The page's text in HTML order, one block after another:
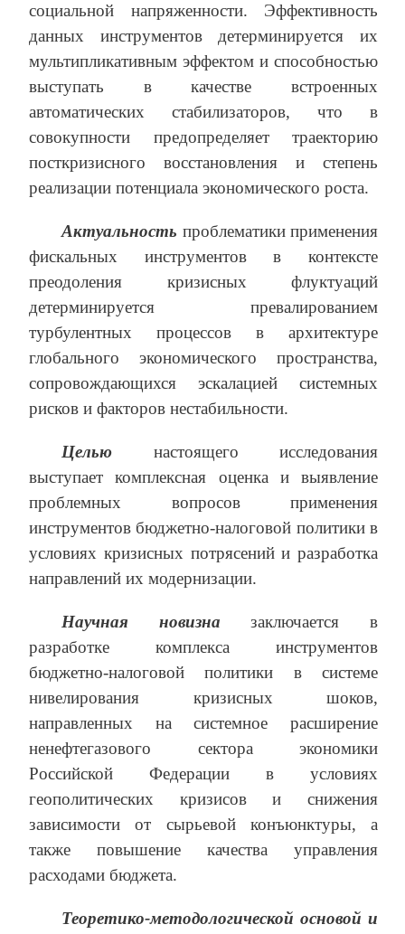
социальной напряженности. Эффективность
данных инструментов детерминируется их
мультипликативным эффектом и способностью
выступать в качестве встроенных
автоматических стабилизаторов, что в
совокупности предопределяет траекторию
посткризисного восстановления и степень
реализации потенциала экономического роста.
Актуальность проблематики применения
фискальных инструментов в контексте
преодоления кризисных флуктуаций
детерминируется превалированием
турбулентных процессов в архитектуре
глобального экономического пространства,
сопровождающихся эскалацией системных
рисков и факторов нестабильности.
Целью настоящего исследования
выступает комплексная оценка и выявление
проблемных вопросов применения
инструментов бюджетно-налоговой политики в
условиях кризисных потрясений и разработка
направлений их модернизации.
Научная новизна заключается в
разработке комплекса инструментов
бюджетно-налоговой политики в системе
нивелирования кризисных шоков,
направленных на системное расширение
ненефтегазового сектора экономики
Российской Федерации в условиях
геополитических кризисов и снижения
зависимости от сырьевой конъюнктуры, а
также повышение качества управления
расходами бюджета.
Теоретико-методологической основой и